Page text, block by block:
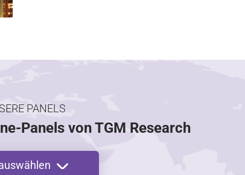
PANELS
Panels von TGM Research